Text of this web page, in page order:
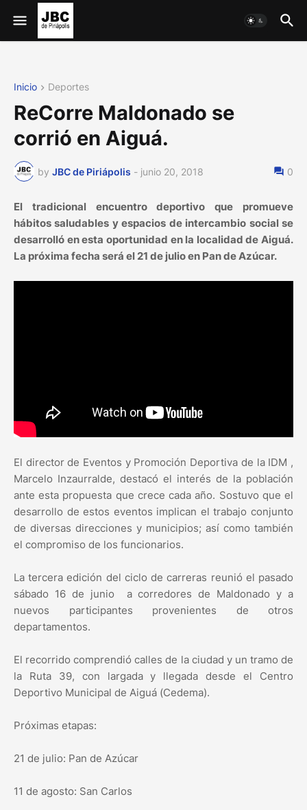
Inicio Deportes
ReCorre Maldonado se
corrió en Aiguá.
by JBC de Piriápolis - junio 20, 2018 0
El tradicional encuentro deportivo que promueve
hábitos saludables y espacios de intercambio social se
desarrolló en esta oportunidad en la localidad de Aiguá.
La próxima fecha será el 21 de julio en Pan de Azúcar.
El director de Eventos y Promoción Deportiva de la IDM ,
Marcelo Inzaurralde, destacó el interés de la población
ante esta propuesta que crece cada año. Sostuvo que el
desarrollo de estos eventos implican el trabajo conjunto
de diversas direcciones y municipios; así como también
el compromiso de los funcionarios.
La tercera edición del ciclo de carreras reunió el pasado
sábado 16 de junio a corredores de Maldonado y a
nuevos participantes provenientes de otros
departamentos.
El recorrido comprendió calles de la ciudad y un tramo de
la Ruta 39, con largada y llegada desde el Centro
Deportivo Municipal de Aiguá (Cedema).
Próximas etapas:
21 de julio: Pan de Azúcar
11 de agosto: San Carlos